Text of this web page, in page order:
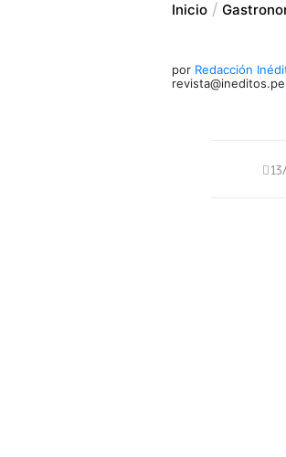
Inicio
por Redacción
revista@ineditos.pe